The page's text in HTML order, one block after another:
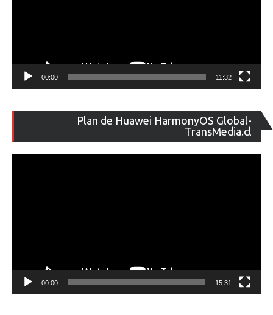
00:00 11:32
Plan de Huawei HarmonyOS Global-
TransMedia.cl
de
00:00 15:31